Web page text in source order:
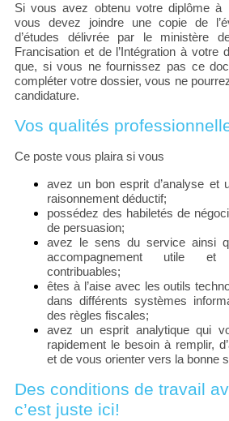
Si vous avez obtenu votre diplôme à
vous devez joindre une copie de
d’études délivrée par le ministère
Francisation et de l’Intégration à votre
que, si vous ne fournissez pas ce
compléter votre dossier, vous ne
candidature.
Vos qualités
Ce poste vous plaira si vous
avez un bon esprit d’analyse et
raisonnement déductif;
possédez des habiletés de
de persuasion;
avez le sens du service ainsi
accompagnement utile et
contribuables;
êtes à l’aise avec les outils
dans différents systèmes
des règles fiscales;
avez un esprit analytique qui
rapidement le besoin à remplir,
et de vous orienter vers la bonne
Des conditions de travail
c’est juste ici!